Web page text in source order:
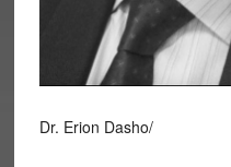
Dr. Erion Dasho/